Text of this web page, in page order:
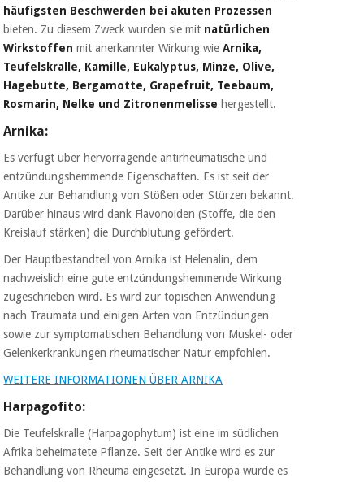
Chirurgische
instrumente
(ausverkauf)
häufigsten Beschwerden bei akuten Prozessen
bieten. Zu diesem Zweck wurden sie mit natürlichen
Wirkstoffen mit anerkannter Wirkung wieArnika,
Teufelskralle, Kamille, Eukalyptus, Minze, Olive,
Hagebutte, Bergamotte, Grapefruit, Teebaum,
Rosmarin, Nelke und Zitronenmelisse hergestellt.
Arnika:
Es verfügt über hervorragende antirheumatische und
entzündungshemmende Eigenschaften. Es ist seit der
Antike zur Behandlung von Stößen oder Stürzen bekannt.
Darüber hinaus wird dank Flavonoiden (Stoffe, die den
Kreislauf stärken) die Durchblutung gefördert.
Der Hauptbestandteil von Arnika ist Helenalin, dem
nachweislich eine gute entzündungshemmende Wirkung
zugeschrieben wird. Es wird zur topischen Anwendung
nach Traumata und einigen Arten von Entzündungen
sowie zur symptomatischen Behandlung von Muskel- oder
Gelenkerkrankungen rheumatischer Natur empfohlen.
WEITERE INFORMATIONEN ÜBER ARNIKA
Harpagofito:
Die Teufelskralle (Harpagophytum) ist eine im südlichen
Afrika beheimatete Pflanze. Seit der Antike wird es zur
Behandlung von Rheuma eingesetzt. In Europa wurde es